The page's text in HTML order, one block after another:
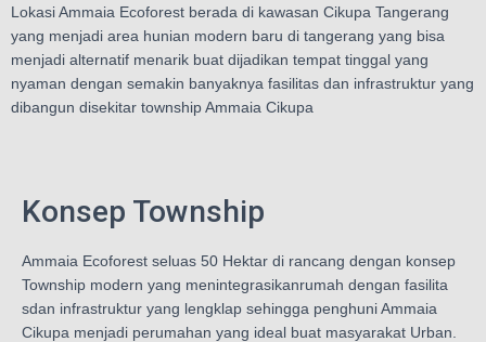
Lokasi Ammaia Ecoforest berada di kawasan Cikupa Tangerang
yang menjadi area hunian modern baru di tangerang yang bisa
menjadi alternatif menarik buat dijadikan tempat tinggal yang
nyaman dengan semakin banyaknya fasilitas dan infrastruktur yang
dibangun disekitar township Ammaia Cikupa
Konsep Township
Ammaia Ecoforest seluas 50 Hektar di rancang dengan konsep
Township modern yang menintegrasikanrumah dengan fasilita
sdan infrastruktur yang lengklap sehingga penghuni Ammaia
Cikupa menjadi perumahan yang ideal buat masyarakat Urban.